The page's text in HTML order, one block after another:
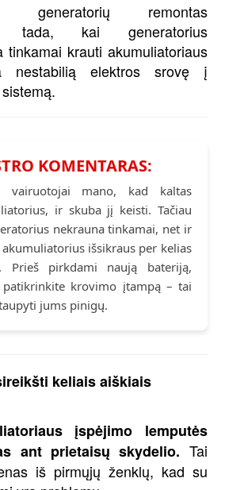
generatorių remontas
tada, kai generatorius
tinkamai krauti akumuliatoriaus
nestabilią elektros srovę į
KOMENTARAS:
vairuotojai mano, kad kaltas
ir skuba jį keisti. Tačiau
nekrauna tinkamai, net ir
akumuliatorius išsikraus per kelias
Prieš pirkdami naują bateriją,
patikrinkite krovimo įtampą – tai
jums pinigų.
keliais aiškiais
įspėjimo lemputės
ant prietaisų skydelio. Tai
iš pirmųjų ženklų, kad su